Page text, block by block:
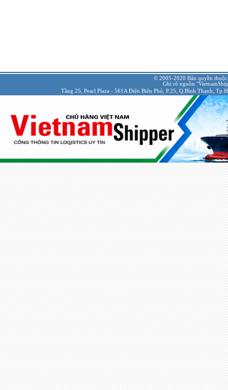
© 2005-2020 Bản quyền
Ghi rõ nguồn
Tầng 25, Pearl Plaza - 561A Điện Biên Phủ, P.25, Q.Bình Thạnh,